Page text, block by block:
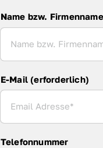
Name bzw. Firmenname
Name bzw. Firmenname
E-Mail (erforderlich)
Telefonnummer